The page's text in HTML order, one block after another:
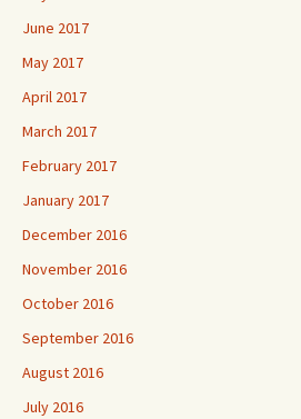
June 2017
May 2017
April 2017
March 2017
February 2017
January 2017
December 2016
November 2016
October 2016
September 2016
August 2016
July 2016